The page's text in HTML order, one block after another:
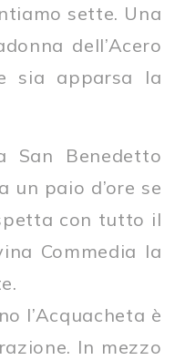
sette. Una
dell’Acero
sia apparsa la
San Benedetto
un paio d’ore se
con tutto il
Commedia la
l’Acquacheta è
In mezzo